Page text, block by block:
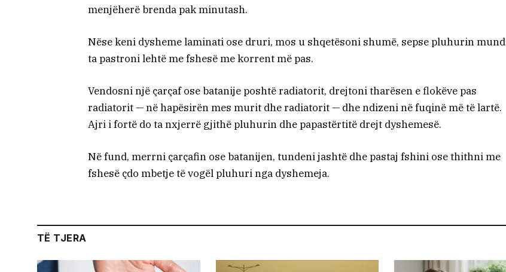
menjëherë brenda pak minutash.
Nëse keni dysheme laminati ose druri, mos u shqetësoni shumë, sepse pluhurin mund
ta pastroni lehtë me fshesë me korrent më pas.
Vendosni një çarçaf ose batanije poshtë radiatorit, drejtoni tharësen e flokëve pas
radiatorit — në hapësirën mes murit dhe radiatorit — dhe ndizeni në fuqinë më të lartë.
Ajri i fortë do ta nxjerrë gjithë pluhurin dhe papastërtitë drejt dyshemesë.
Në fund, merrni çarçafin ose batanijen, tundeni jashtë dhe pastaj fshini ose thithni me
fshesë çdo mbetje të vogël pluhuri nga dyshemeja.
TË TJERA